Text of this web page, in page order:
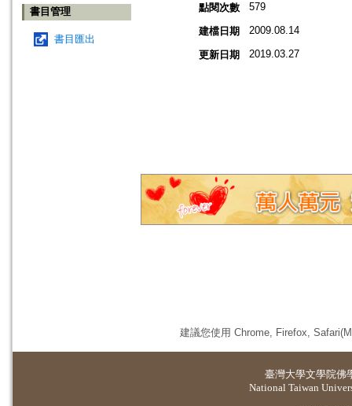
書目管理
書目匯出
點閱次數
579
建檔日期 2009.08.14
更新日期 2019.03.27
建議您使用 Chrome, Firefox,
臺灣大學文學院佛
National Taiwan